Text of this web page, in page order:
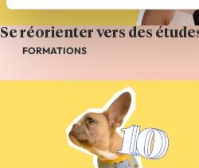
Se réorienter vers des
FORMATIONS